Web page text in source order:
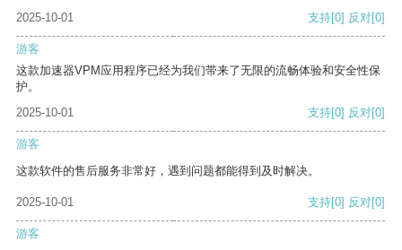
2025-10-01
支持[0] 反对[0]
游客
这款加速器VPM应用程序已经为我们带来了无限的流畅体验和安全性保
护。
2025-10-01
支持[0] 反对[0]
游客
这款软件的售后服务非常好，遇到问题都能得到及时解决。
2025-10-01 支持[0] 反对[0]
游客